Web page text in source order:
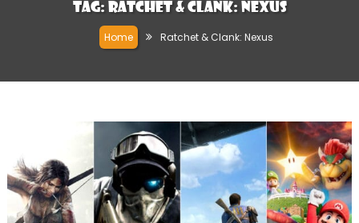
Tag: Ratchet & Clank: Nexus
Home Ratchet & Clank: Nexus